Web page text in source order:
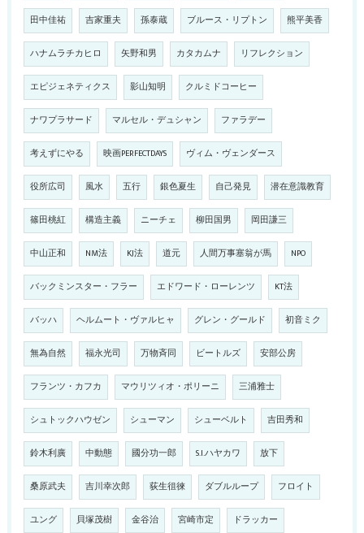
田中佳祐 吉家重夫 孫泰蔵 ブルース・リプトン 熊平美香
ハナムラチカヒロ 矢野和男 カタカムナ リフレクション
エピジェネティクス 影山知明 クルミドコーヒー
ナワプラサード マルセル・デュシャン ファラデー
考えずにやる 映画PERFECTDAYS ヴィム・ヴェンダース
役所広司 風水 五行 銀色夏生 自己発見 潜在意識教育
篠田桃紅 構造主義 ニーチェ 柳田国男 岡田謙三
中山正和 NM法 KJ法 道元 人間万事塞翁が馬 NPO
バックミンスター・フラー エドワード・ローレンツ KT法
バッハ ヘルムート・ヴァルヒャ グレン・グールド 初音ミク
無為自然 福永光司 万物斉同 ビートルズ 安部公房
フランツ・カフカ マウリツィオ・ポリーニ 三浦雅士
シュトックハウゼン シューマン シューベルト 吉田秀和
鈴木利廣 中動態 國分功一郎 S.I.ハヤカワ 放下
桑原武夫 吉川幸次郎 荻生徂徠 ダブルループ フロイト
ユング 貝塚茂樹 金谷治 宮崎市定 ドラッカー